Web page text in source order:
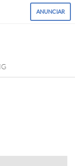
ANUNCIAR